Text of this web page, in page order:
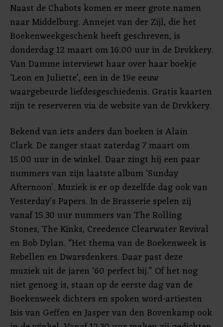
Naast de Chabots komen er meer grote namen
naar Middelburg. Annejet van der Zijl, die het
Boekenweekgeschenk heeft geschreven, is
donderdag 12 maart om 16.00 uur in de Drvkkery.
Van Damme interviewt haar over haar boekje
‘Leon en Juliette’, een in de 19e eeuw
waargebeurde liefdesgeschiedenis. Gratis kaarten
zijn te reserveren via de website van de Drvkkery.
Bekend van iets anders dan boeken is Alain
Clark. De zanger staat zaterdag 7 maart om
15.00 uur in de winkel. Daar zingt hij een paar
nummers van zijn laatste album ‘Sunday
Afternoon’. Muziek is er op dezelfde dag ook van
Yesterday’s Papers. In de Brasserie spelen zij
vanaf 15.30 uur nummers van The Rolling
Stones, The Kinks, Creedence Clearwater Revival
en Bob Dylan. “Het thema van de Boekenweek is
Rebellen en Dwarsdenkers. Daar past deze
muziek uit de jaren ‘60 perfect bij.” Of het nog
niet genoeg is, staan op de eerste dag van de
Boekenweek dichters en spoken word-artiesten
Isis van Geffen en Jasper van den Bovenkamp ook